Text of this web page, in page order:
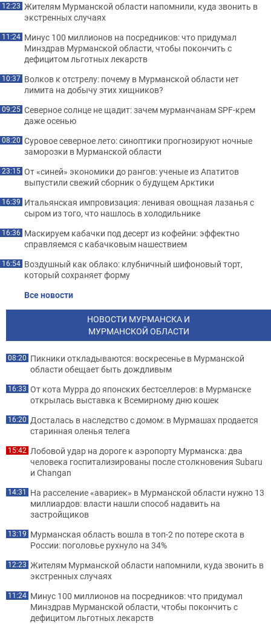
12:23 Жителям Мурманской области напомнили, куда звонить в
экстренных случаях
11:24 Минус 100 миллионов на посредников: что придумал
Минздрав Мурманской области, чтобы покончить с
дефицитом льготных лекарств
10:37 Волков к отстрелу: почему в Мурманской области нет
лимита на добычу этих хищников?
09:25 Северное солнце не щадит: зачем мурманчанам SPF-крем
даже осенью
08:20 Суровое северное лето: синоптики прогнозируют ночные
заморозки в Мурманской области
23:15 От «синей» экономики до рангов: ученые из Апатитов
выпустили свежий сборник о будущем Арктики
16:39 Итальянская импровизация: ленивая овощная лазанья с
сыром из того, что нашлось в холодильнике
16:36 Маскируем кабачки под десерт из кофейни: эффектно
справляемся с кабачковым нашествием
16:54 Воздушный как облако: клубничный шифоновый торт,
который сохраняет форму
Все новости
НОВОСТИ МУРМАНСКА И
МУРМАНСКОЙ ОБЛАСТИ
08:20 Пикники откладываются: воскресенье в Мурманской
области обещает быть дождливым
16:33 От кота Мурра до японских бестселлеров: в Мурманске
открылась выставка к Всемирному дню кошек
16:20 Досталась в наследство с домом: в Мурмашах продается
старинная оленья телега
15:42 Лобовой удар на дороге к аэропорту Мурманска: два
человека госпитализированы после столкновения Subaru
и Changan
14:31 На расселение «авариек» в Мурманской области нужно 13
миллиардов: власти нашли способ надавить на
застройщиков
13:19 Мурманская область вошла в топ-2 по потере скота в
России: поголовье рухнуло на 34%
12:23 Жителям Мурманской области напомнили, куда звонить в
экстренных случаях
11:24 Минус 100 миллионов на посредников: что придумал
Минздрав Мурманской области, чтобы покончить с
дефицитом льготных лекарств